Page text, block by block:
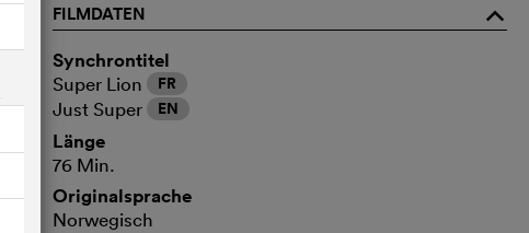
FILMDATEN
o
Synchrontitel
Super Lion FR
Just Super EN
Länge
76 Min.
Originalsprache
Norwegisch